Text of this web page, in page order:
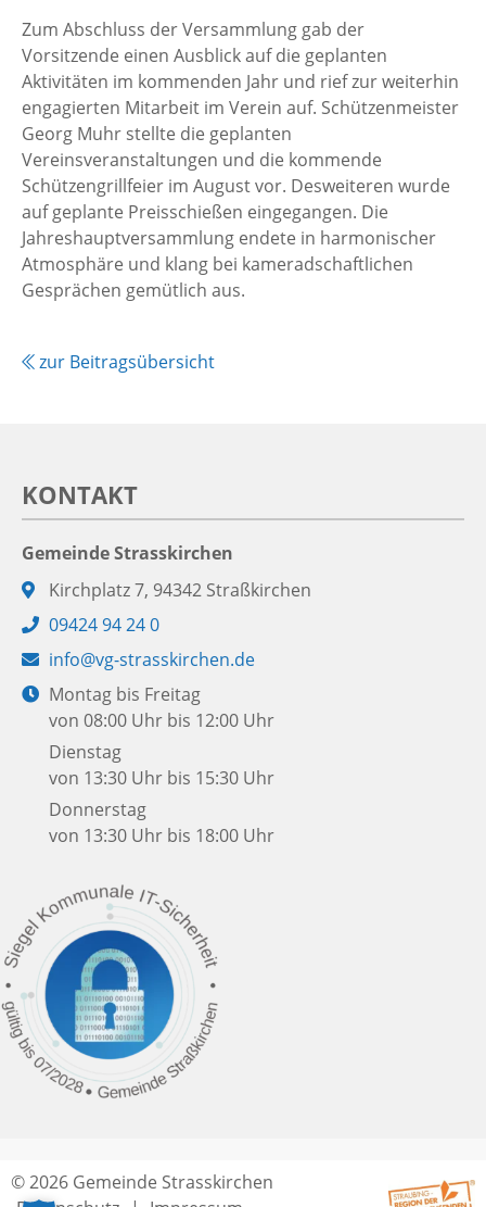
Zum Abschluss der Versammlung gab der
Vorsitzende einen Ausblick auf die geplanten
Aktivitäten im kommenden Jahr und rief zur weiterhin
engagierten Mitarbeit im Verein auf. Schützenmeister
Georg Muhr stellte die geplanten
Vereinsveranstaltungen und die kommende
Schützengrillfeier im August vor. Desweiteren wurde
auf geplante Preisschießen eingegangen. Die
Jahreshauptversammlung endete in harmonischer
Atmosphäre und klang bei kameradschaftlichen
Gesprächen gemütlich aus.
zur Beitragsübersicht
KONTAKT
Gemeinde Strasskirchen
Adresse:
Kirchplatz 7, 94342 Straßkirchen
Telefon:
09424 94 24 0
E-
Mail:
info@vg-strasskirchen.de
Öffnungszeiten:
Montag bis Freitag
von 08:00 Uhr bis 12:00 Uhr
Dienstag
von 13:30 Uhr bis 15:30 Uhr
Donnerstag
von 13:30 Uhr bis 18:00 Uhr
© 2026 Gemeinde Strasskirchen